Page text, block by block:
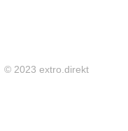
© 2023 extro.direkt